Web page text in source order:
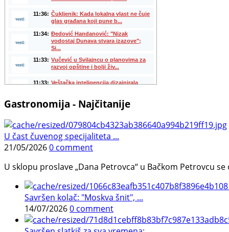
Gastronomija - Najčitanije
U čast čuvenog specijaliteta ...
21/05/20260 comment
U sklopu proslave „Dana Petrovca“ u Bačkom Petrovcu
Savršen kolač: "Moskva šnit", ...
14/07/20260 comment